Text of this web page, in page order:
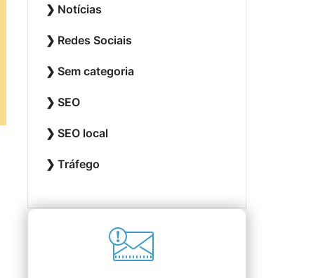
Notícias
Redes Sociais
Sem categoria
SEO
SEO local
Tráfego